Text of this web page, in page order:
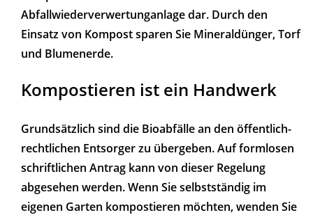
Abfallwiederverwertunganlage dar. Durch den
Einsatz von Kompost sparen Sie Mineraldünger, Torf
und Blumenerde.
Kompostieren ist ein Handwerk
Grundsätzlich sind die Bioabfälle an den öffentlich-
rechtlichen Entsorger zu übergeben. Auf formlosen
schriftlichen Antrag kann von dieser Regelung
abgesehen werden. Wenn Sie selbstständig im
eigenen Garten kompostieren möchten, wenden Sie